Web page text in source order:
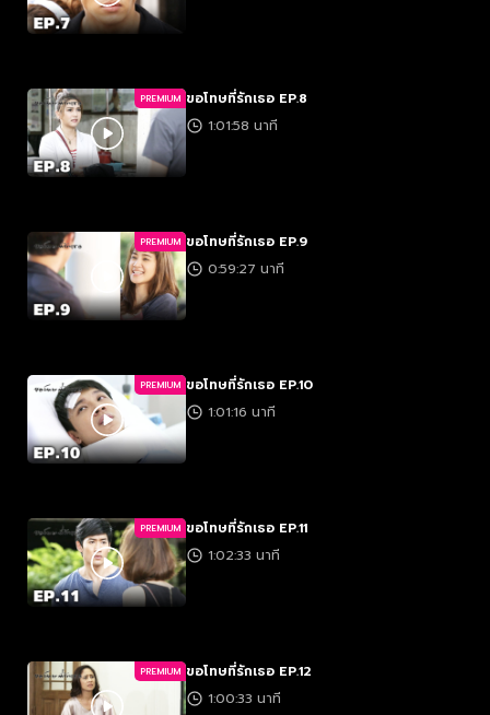
PREMIUM ขอโทษที่รักเธอ EP.8
1:01:58 นาที
PREMIUM ขอโทษที่รักเธอ EP.9
0:59:27 นาที
PREMIUM ขอโทษที่รักเธอ EP.10
1:01:16 นาที
PREMIUM ขอโทษที่รักเธอ EP.11
1:02:33 นาที
PREMIUM ขอโทษที่รักเธอ EP.12
1:00:33 นาที